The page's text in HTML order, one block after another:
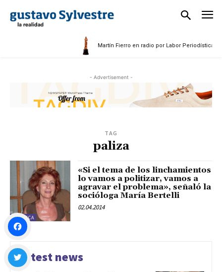
Martín Fierro en radio por Labor Periodística
- Advertisement -
TAG
paliza
POLÍTICA
«Si el tema de los linchamientos
lo vamos a politizar, vamos a
agravar el problema», señaló la
socióloga María Bertelli
02.04.2014
Latest news
Facebook